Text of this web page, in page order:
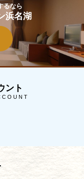
るなら
浜名湖
ント